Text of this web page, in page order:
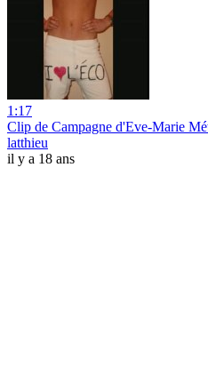
1:17
Clip de Campagne d'Eve-Marie
latthieu
il y a 18 ans